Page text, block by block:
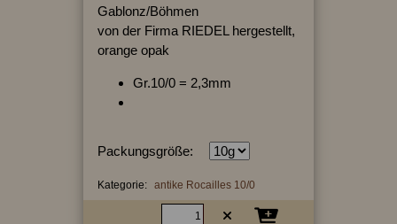
Gablonz/Böhmen
von der Firma RIEDEL hergestellt,
orange opak
Gr.10/0 = 2,3mm
Packungsgröße:
Kategorie: antike Rocailles 10/0